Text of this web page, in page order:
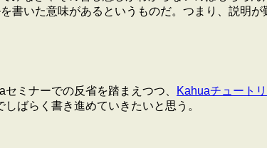
書いた意味があるというものだ。つまり、説明が
ミナーでの反省を踏まえつつ、 Kahuaチュート
ばらく書き進めていきたいと思う。